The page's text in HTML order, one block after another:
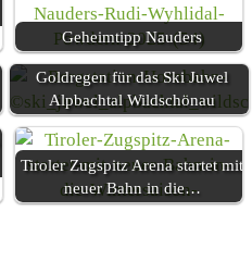
Geheimtipp Nauders
Goldregen für das Ski Juwel
Alpbachtal Wildschönau
Tiroler Zugspitz Arena startet mit
neuer Bahn in die…